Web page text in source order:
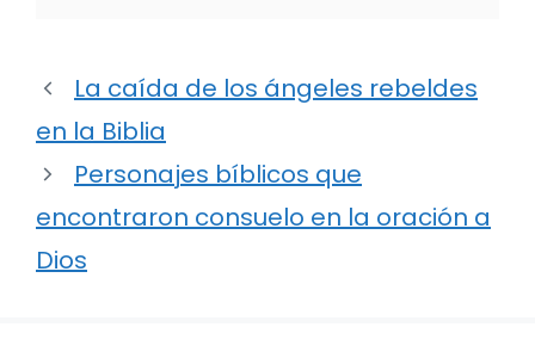
La caída de los ángeles rebeldes
en la Biblia
Personajes bíblicos que
encontraron consuelo en la oración a
Dios